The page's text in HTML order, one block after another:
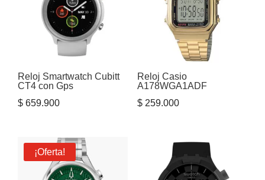
Reloj Smartwatch Cubitt
CT4 con Gps
$ 659.900
Reloj Casio
A178WGA1ADF
$259.000
¡Oferta!